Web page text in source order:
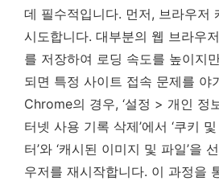
데 필수적입니다. 먼저, 브라우저
시도합니다. 대부분의 웹 브라우
를 저장하여 로딩 속도를 높이지
되면 특정 사이트 접속 문제를 야
Chrome의 경우, ‘설정 > 개인 정
터넷 사용 기록 삭제’에서 ‘쿠키
터’와 ‘캐시된 이미지 및 파일’을
우저를 재시작합니다. 이 과정을